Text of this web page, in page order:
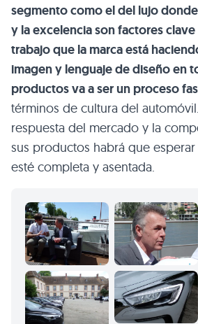
segmento como el del lujo
y la excelencia son factores
trabajo que la marca está
imagen y lenguaje de diseño en
productos va a ser un proceso
términos de cultura del
respuesta del mercado y la
sus productos habrá que
esté completa y asentada.